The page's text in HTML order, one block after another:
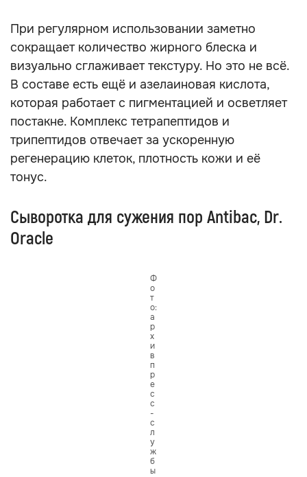
При регулярном использовании заметно
сокращает количество жирного блеска и
визуально сглаживает текстуру. Но это не всё.
В составе есть ещё и азелаиновая кислота,
которая работает с пигментацией и осветляет
постакне. Комплекс тетрапептидов и
трипептидов отвечает за ускоренную
регенерацию клеток, плотность кожи и её
тонус.
Сыворотка для сужения пор Antibac, Dr.
Oracle
Ф
о
т
о:
а
р
х
и
в
п
р
е
с
с
-
с
л
у
ж
б
ы